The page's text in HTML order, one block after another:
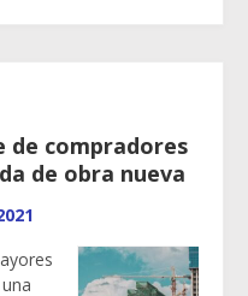
de compradores
de obra nueva